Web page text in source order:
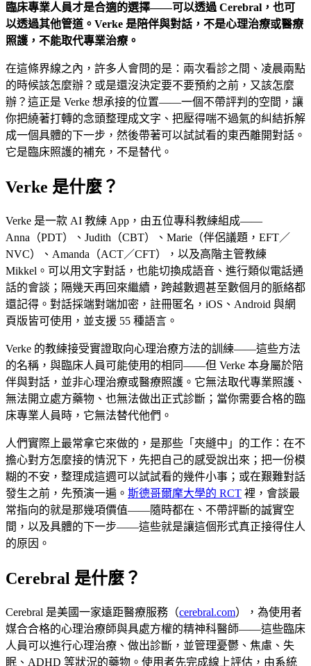
臨床專業人員才是合適的選擇——可以透過 Cerebral，也可
以透過其他管道。Verke 是陪伴與對話，不是心理治療或醫療
照護，不能取代專業治療。
在這條界線之內，許多人會問的是：兩次看診之間、凌晨兩點
的時候該怎麼辦？或是還沒決定要不要預約之前，又該怎麼
辦？這正是 Verke 想承接的位置——一個不帶評判的空間，讓
你把繞著打轉的念頭整理成文字、把壓得喘不過氣的糾結拆解
成一個具體的下一步，然後帶著可以試試看的東西離開對話。
它是臨床照護的補充，不是替代。
Verke 是什麼？
Verke 是一款 AI 教練 App，由五位專科教練組成——
Anna（PDT）、Judith（CBT）、Marie（伴侶議題，EFT／
NVC）、Amanda（ACT／CFT），以及高階主管教練
Mikkel。可以用文字對話，也能切換成語音、進行類似電話通
話的會談；隔幾天再回來繼續，跨越數週甚至數個月的脈絡都
還記得。對話採端對端加密，註冊匿名，iOS、Android 與網
頁版皆可使用，並支援 55 種語言。
Verke 的教練接受實證取向心理治療方法的訓練——這些方法
的名稱，與臨床人員可能使用的相同——但 Verke 本身屬於陪
伴與對話，並非心理治療或醫療照護。它無法取代專業照護、
無法開立處方藥物、也無法做出正式診斷；當你需要合格的臨
床專業人員時，它無法替代他們。
人們實際上最常拿它來做的，是那些「夾縫中」的工作：在不
擔心對方怎麼接的情況下，先把自己的感受說出來；把一份模
糊的不安，整理成這週可以試試看的幾件小事；或在艱難對話
發生之前，先預演一遍。 斯德哥爾摩大學的 RCT 裡，會談最
常指向的就是那幾項價值——隨時都在、不帶評斷的誠實空
間，以及具體的下一步——這些就是讓這個形式真正接得住人
的原因。
Cerebral 是什麼？
Cerebral 是美國一家遠距醫療服務（cerebral.com），為使用者
媒合合格的心理治療師與具處方權的精神科醫師——這些臨床
人員可以進行心理治療、做出診斷，並管理憂鬱、焦慮、失
眠、ADHD 等狀況的藥物。使用者先完成線上評估，由系統